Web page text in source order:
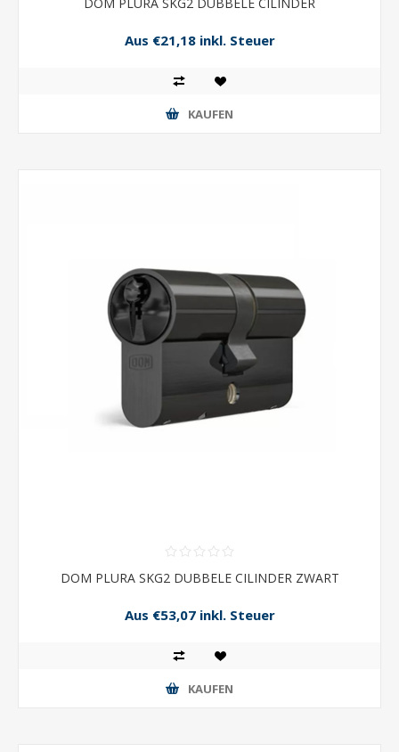
Aus €21,18 inkl. Steuer
KAUFEN
DOM PLURA SKG2 DUBBELE CILINDER ZWART
Aus €53,07 inkl. Steuer
KAUFEN